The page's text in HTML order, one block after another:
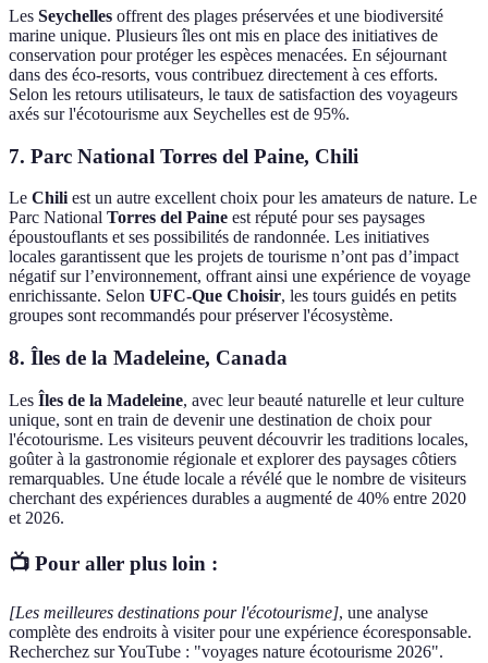
Les Seychelles offrent des plages préservées et une biodiversité
marine unique. Plusieurs îles ont mis en place des initiatives de
conservation pour protéger les espèces menacées. En séjournant
dans des éco-resorts, vous contribuez directement à ces efforts.
Selon les retours utilisateurs, le taux de satisfaction des voyageurs
axés sur l'écotourisme aux Seychelles est de 95%.
7. Parc National Torres del Paine, Chili
Le Chiliest un autre excellent choix pour les amateurs de nature. Le
Parc National Torres del Paine est réputé pour ses paysages
époustouflants et ses possibilités de randonnée. Les initiatives
locales garantissent que les projets de tourisme n’ont pas d’impact
négatif sur l’environnement, offrant ainsi une expérience de voyage
enrichissante. Selon UFC-Que Choisir, les tours guidés en petits
groupes sont recommandés pour préserver l'écosystème.
8. Îles de la Madeleine, Canada
Les Îles de la Madeleine, avec leur beauté naturelle et leur culture
unique, sont en train de devenir une destination de choix pour
l'écotourisme. Les visiteurs peuvent découvrir les traditions locales,
goûter à la gastronomie régionale et explorer des paysages côtiers
remarquables. Une étude locale a révélé que le nombre de visiteurs
cherchant des expériences durables a augmenté de 40% entre 2020
et 2026.
📺 Pour aller plus loin :
[Les meilleures destinations pour l'écotourisme], une analyse
complète des endroits à visiter pour une expérience écoresponsable.
Recherchez sur YouTube : "voyages nature écotourisme 2026".